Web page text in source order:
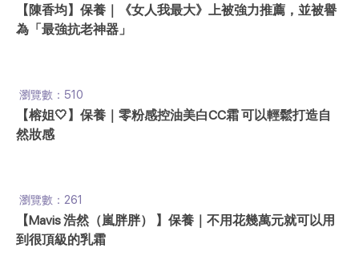
【陳香均】保養｜《女人我最大》上被強力推薦，並被譽
為「最強抗老神器」
瀏覽數：510
【榕姐🤍】保養｜零粉感控油美白CC霜 可以輕鬆打造自
然妝感
瀏覽數：261
【Mavis 浩然（嵐胖胖） 】保養｜不用花幾萬元就可以用
到很頂級的乳霜